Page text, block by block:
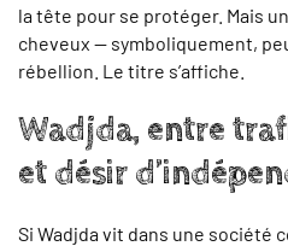
la tête pour se protéger. Mais
cheveux — symboliquement,
rébellion. Le titre s’affiche.
Wadjda, entre
et désir
Si Wadjda vit dans une société